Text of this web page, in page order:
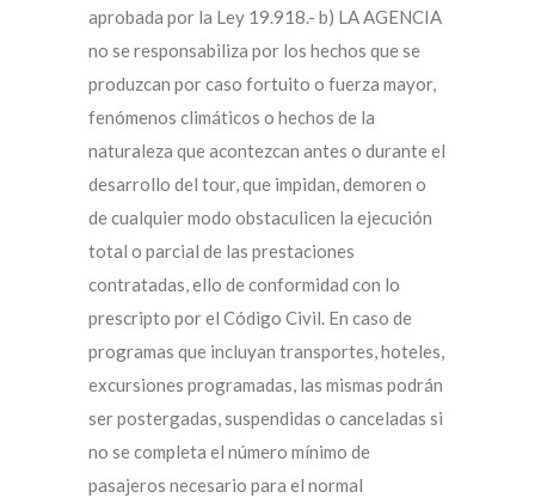
aprobada por la Ley 19.918.- b) LA AGENCIA
no se responsabiliza por los hechos que se
produzcan por caso fortuito o fuerza mayor,
fenómenos climáticos o hechos de la
naturaleza que acontezcan antes o durante el
desarrollo del tour, que impidan, demoren o
de cualquier modo obstaculicen la ejecución
total o parcial de las prestaciones
contratadas, ello de conformidad con lo
prescripto por el Código Civil. En caso de
programas que incluyan transportes, hoteles,
excursiones programadas, las mismas podrán
ser postergadas, suspendidas o canceladas si
no se completa el número mínimo de
pasajeros necesario para el normal